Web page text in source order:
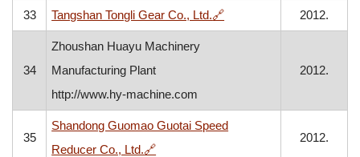
33 Tangshan Tongli Gear Co., Ltd.🔗, otvara se u novom
2012.
34
Zhoushan Huayu Machinery
Manufacturing Plant
http://www.hy-machine.com
2012.
35
Shandong Guomao Guotai Speed
Reducer Co., Ltd.🔗, otvara se u novom prozoru
2012.